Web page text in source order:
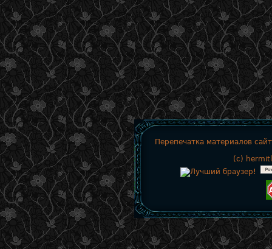
Перепечатка материалов
(c)